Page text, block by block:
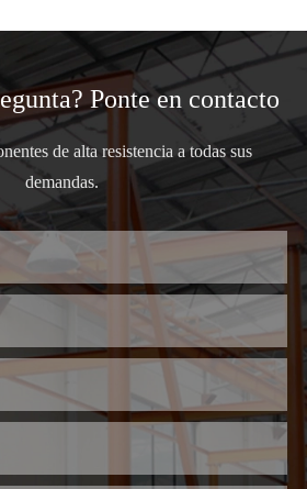
Ponte en contacto
de alta resistencia a todas sus
demandas.